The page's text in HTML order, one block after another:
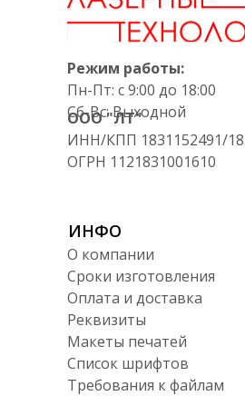
ИНФО
Режим работы:
Пн-Пт: с 9:00 до 18:00
Сб-Вс: Выходной
О компании
Сроки изготовления
Оплата и доставка
Реквизиты
Макеты печатей
Список шрифтов
Требования к файлам
ООО "ЛТ"
ИНН/КПП 1831152491/
ОГРН 1121831001610